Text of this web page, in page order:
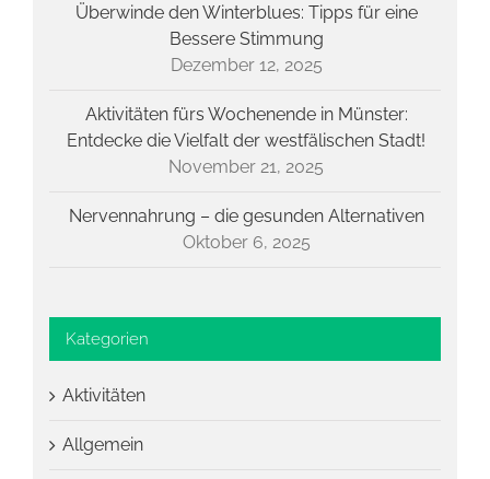
Überwinde den Winterblues: Tipps für eine
Bessere Stimmung
Dezember 12, 2025
Aktivitäten fürs Wochenende in Münster:
Entdecke die Vielfalt der westfälischen Stadt!
November 21, 2025
Nervennahrung – die gesunden Alternativen
Oktober 6, 2025
Kategorien
Aktivitäten
Allgemein